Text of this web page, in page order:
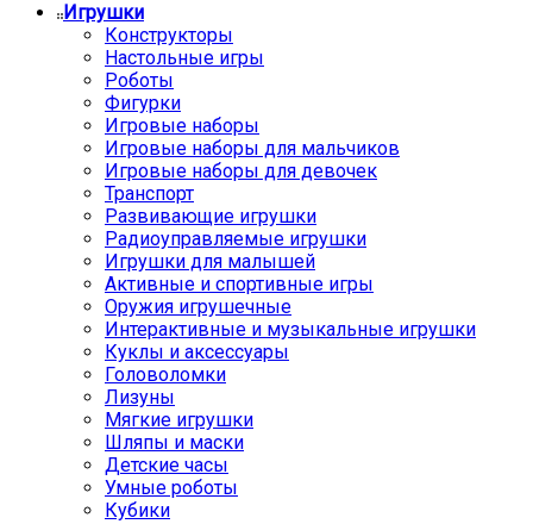
Игрушки
Конструкторы
Настольные игры
Роботы
Фигурки
Игровые наборы
Игровые наборы для мальчиков
Игровые наборы для девочек
Транспорт
Развивающие игрушки
Радиоуправляемые игрушки
Игрушки для малышей
Активные и спортивные игры
Оружия игрушечные
Интерактивные и музыкальные игрушки
Куклы и аксессуары
Головоломки
Лизуны
Мягкие игрушки
Шляпы и маски
Детские часы
Умные роботы
Кубики